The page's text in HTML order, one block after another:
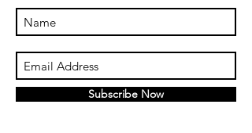
Subscribe Now